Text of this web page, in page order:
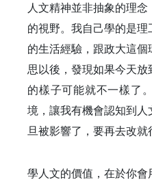
人文精神並非抽象的理
的視野。我自己學的是
的生活經驗，跟政大這
思以後，發現如果今天
的樣子可能就不一樣了
境，讓我有機會認知到
旦被影響了，要再去改就
學人文的價值，在於你